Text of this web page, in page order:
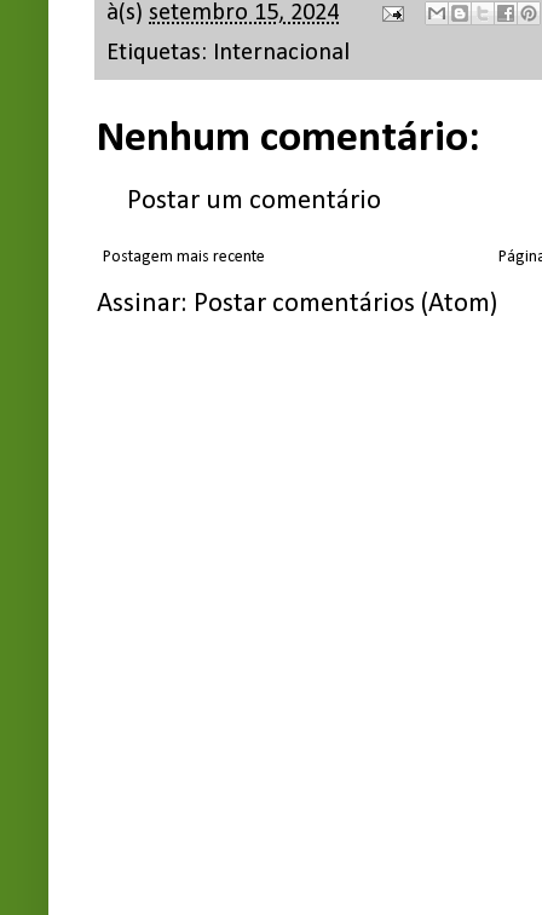
à(s) setembro 15, 2024
Etiquetas:
Internacional
Nenhum comentário:
Postar um comentário
Postagem mais recente
Assinar: Postar comentários (Atom)